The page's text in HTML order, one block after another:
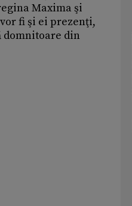
Maxima şi
fi şi ei prezenţi,
domnitoare din